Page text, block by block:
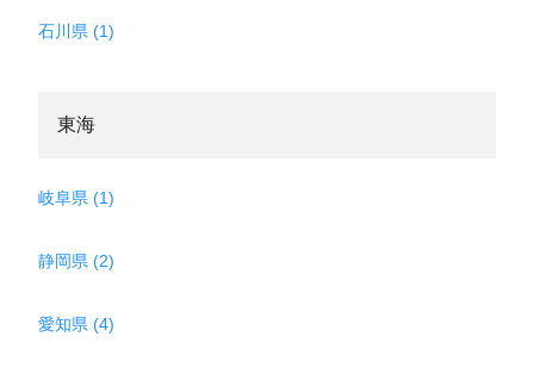
石川県 (1)
東海
岐阜県 (1)
静岡県 (2)
愛知県 (4)